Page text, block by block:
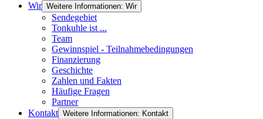
Wir Weitere Informationen: Wir
Sendegebiet
Tonkuhle ist ...
Team
Gewinnspiel - Teilnahmebedingungen
Finanzierung
Geschichte
Zahlen und Fakten
Häufige Fragen
Partner
Kontakt Weitere Informationen: Kontakt